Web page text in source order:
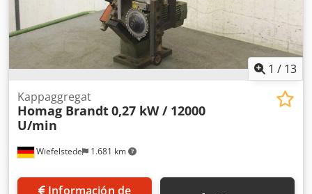
1 / 13
Wiefelstede 1.681 km
Kappaggregat
Homag Brandt0,27 kW / 12000
U/min
Información de